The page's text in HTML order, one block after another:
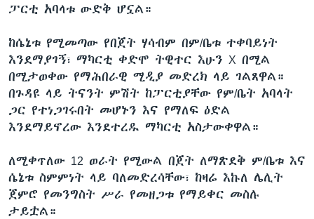
ፓርቲ አባላቱ ውድቅ ሆኗል።
ከሴኔቱ የሚመጣው የበጀት ሃሳብም በም/ቤቱ ተቀባይነት
እንደማያገኝ፣ ማካርቲ ቀድሞ ትዊተር እሁን X በሚል
በሚታወቀው የማሕበራዊ ሚዲያ መድረክ ላይ ገልጸዋል።
በጉዳዩ ላይ ትናንት ምሽት ከፓርቲያቸው የም/ቤት አባላት
ጋር የተነጋገሩበት መሆኑን እና የማለፍ ዕድል
እንደማይኖረው እንደተረዱ ማካርቲ አስታውቀዋል።
ለሚቀጥለው 12 ወራት የሚውል በጀት ለማጽደቅ ም/ቤቱ እና
ሴኔቱ ስምምነት ላይ ባለመድረሳቸው፣ ከዛሬ እኩለ ሌሊት
ጀምሮ የመንግስት ሥራ የመዘጋቱ የማይቀር መስሉ
ታይቷል።